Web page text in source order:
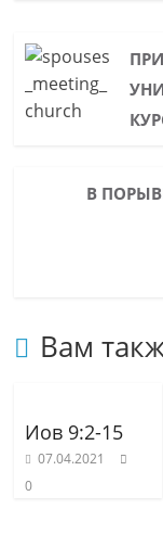
В
Вам
Иов 9:2-15
07.04.2021
0